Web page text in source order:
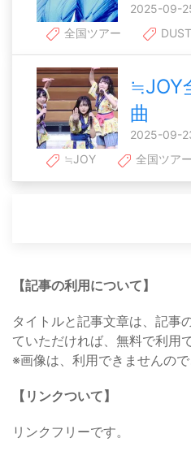
2025-09-
全国ツアー
≒JOY
曲
2025-09-
≒JOY
全国ツアー
【記事の利用について】
タイトルと記事文章は、記事
ていただければ、無料で利用
※画像は、利用できませんので
【リンクついて】
リンクフリーです。